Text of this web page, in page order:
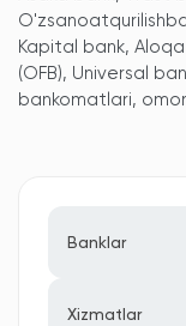
Kapital bank,
(OFB), Universal
bankomatlari,
Banklar
Xizmatlar